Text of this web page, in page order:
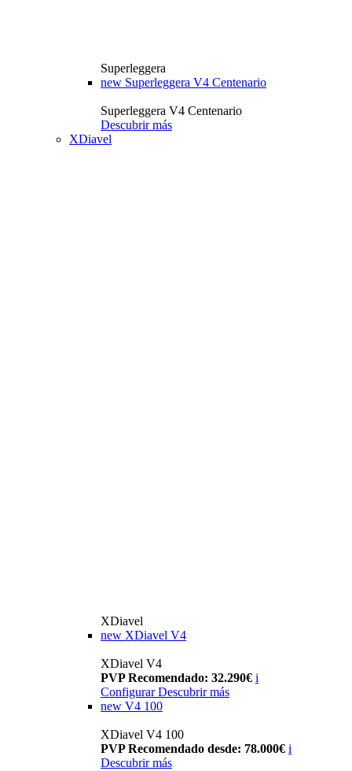
Superleggera
new Superleggera V4 Centenario
Superleggera V4 Centenario
Descubrir más
XDiavel
XDiavel
new XDiavel V4
XDiavel V4
PVP Recomendado: 32.290€ i
Configurar Descubrir más
new V4 100
XDiavel V4 100
PVP Recomendado desde: 78.000€ i
Descubrir más